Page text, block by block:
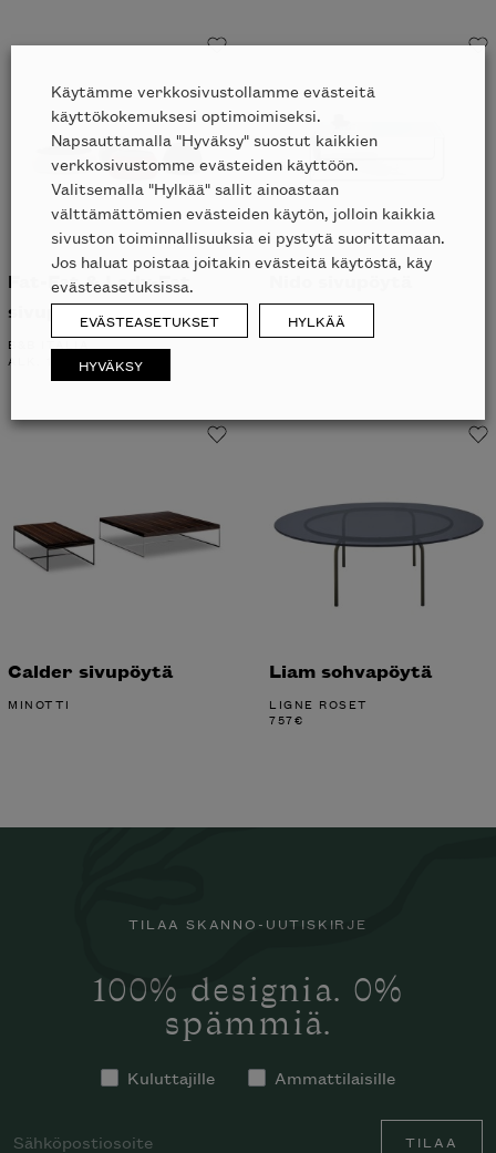
Fat-Fat & Lady-Fat
sivupöytä
B&B ITALIA
ALK. €
Nido sivupöytä
SOVET ITALIA
ALK. 644€
Calder sivupöytä
MINOTTI
Liam sohvapöytä
LIGNE ROSET
757€
TILAA SKANNO-UUTISKIRJE
100% designia. 0%
spämmiä.
Kuluttajille Ammattilaisille
TILAA
Käytämme verkkosivustollamme evästeitä
käyttökokemuksesi optimoimiseksi.
Napsauttamalla "Hyväksy" suostut kaikkien
verkkosivustomme evästeiden käyttöön.
Valitsemalla "Hylkää" sallit ainoastaan
välttämättömien evästeiden käytön, jolloin kaikkia
sivuston toiminnallisuuksia ei pystytä suorittamaan.
Jos haluat poistaa joitakin evästeitä käytöstä, käy
evästeasetuksissa.
EVÄSTEASETUKSET HYLKÄÄ
HYVÄKSY